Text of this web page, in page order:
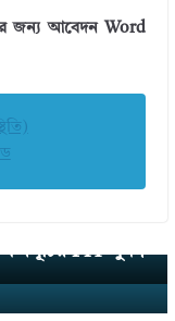
জন্য আবেদন Word
কর্মসূচির PIT পুর্নগ